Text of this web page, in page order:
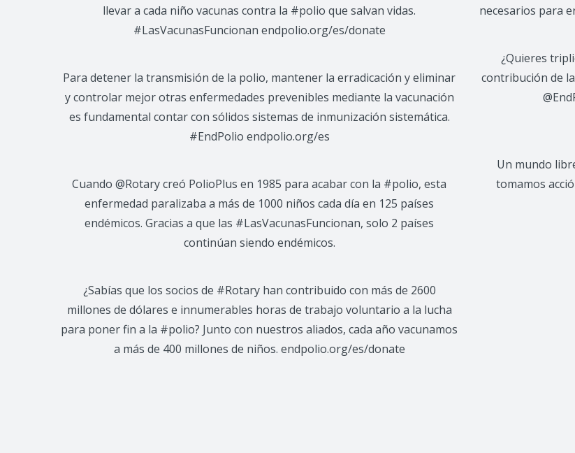
llevar a cada niño vacunas contra la #polio que salvan vidas.
#LasVacunasFuncionan endpolio.org/es/donate
Para detener la transmisión de la polio, mantener la erradicación y eliminar
y controlar mejor otras enfermedades prevenibles mediante la vacunación
es fundamental contar con sólidos sistemas de inmunización sistemática.
#EndPolio endpolio.org/es
Cuando @Rotary creó PolioPlus en 1985 para acabar con la #polio, esta
enfermedad paralizaba a más de 1000 niños cada día en 125 países
endémicos. Gracias a que las #LasVacunasFuncionan, solo 2 países
continúan siendo endémicos.
¿Sabías que los socios de #Rotary han contribuido con más de 2600
millones de dólares e innumerables horas de trabajo voluntario a la lucha
para poner fin a la #polio? Junto con nuestros aliados, cada año vacunamos
a más de 400 millones de niños. endpolio.org/es/donate
necesarios para
¿Quieres
contribución de
Un mundo
tomamos